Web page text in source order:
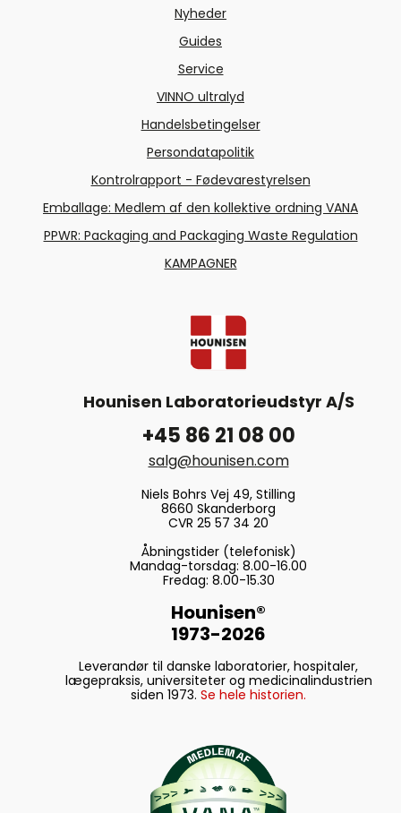
Nyheder
Guides
Service
VINNO ultralyd
Handelsbetingelser
Persondatapolitik
Kontrolrapport - Fødevarestyrelsen
Emballage: Medlem af den kollektive ordning VANA
PPWR: Packaging and Packaging Waste Regulation
KAMPAGNER
Hounisen Laboratorieudstyr A/S
+45 86 21 08 00
salg@hounisen.com
Niels Bohrs Vej 49, Stilling
8660 Skanderborg
CVR 25 57 34 20
Åbningstider (telefonisk)
Mandag-torsdag: 8.00-16.00
Fredag: 8.00-15.30
Hounisen®
1973-2026
Leverandør til danske laboratorier, hospitaler,
lægepraksis, universiteter og medicinalindustrien
siden 1973. Se hele historien.